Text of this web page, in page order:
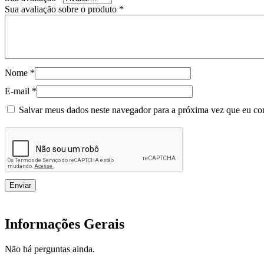
Sua avaliação sobre o produto *
Nome *
E-mail *
Salvar meus dados neste navegador para a próxima vez que eu
Informações Gerais
Não há perguntas ainda.